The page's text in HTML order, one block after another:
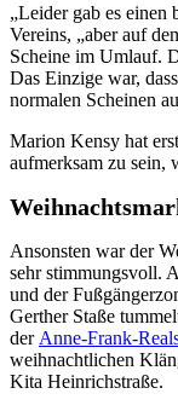
„Leider gab es einen
Vereins, „aber auf
Scheine im Umlauf.
Das Einzige war,
normalen Scheinen
Marion Kensy hat
aufmerksam zu sein,
Ansonsten war der
sehr stimmungsvoll.
und der
Gerther Staße
der Anne-Frank-
weihnachtlichen
Kita Heinrichstraße.